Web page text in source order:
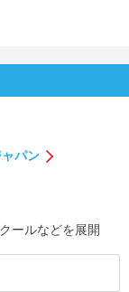
パン
ールなどを展開